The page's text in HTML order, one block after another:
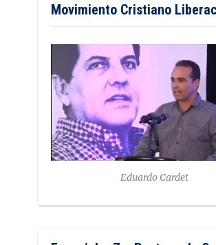
Movimiento Cristiano
Eduardo Cardet